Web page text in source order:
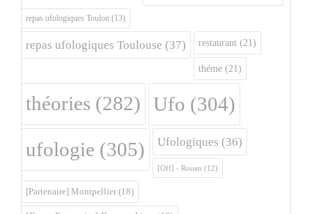
repas ufologiques Toulon (13)
repas ufologiques Toulouse (37) restaurant (21)
théme (21)
théories (282) Ufo (304)
ufologie (305) Ufologiques (36)
[Off] - Rouen (12)
[Partenaire] Montpellier (18)